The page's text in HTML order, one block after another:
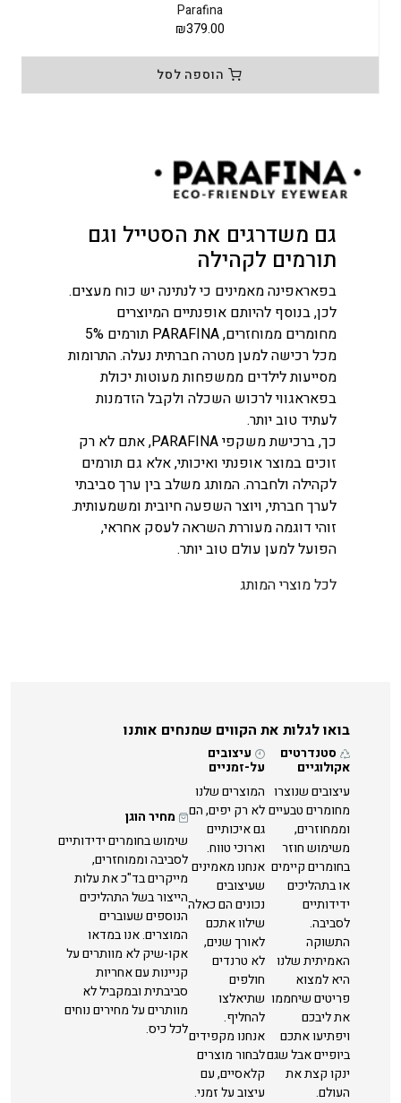
Parafina
₪379.00
הוספה לסל
גם משדרגים את הסטייל וגם
תורמים לקהילה
בפאראפינה מאמינים כי לנתינה יש כוח מעצים.
לכן, בנוסף להיותם אופנתיים המיוצרים
מחומרים ממוחזרים, PARAFINA תורמים 5%
מכל רכישה למען מטרה חברתית נעלה. התרומות
מסייעות לילדים ממשפחות מעוטות יכולת
בפאראגווי לרכוש השכלה ולקבל הזדמנות
לעתיד טוב יותר.
כך, ברכישת משקפי PARAFINA, אתם לא רק
זוכים במוצר אופנתי ואיכותי, אלא גם תורמים
לקהילה ולחברה. המותג משלב בין ערך סביבתי
לערך חברתי, ויוצר השפעה חיובית ומשמעותית.
זוהי דוגמה מעוררת השראה לעסק אחראי,
הפועל למען עולם טוב יותר.
לכל מוצרי המותג
בואו לגלות את הקווים שמנחים אותנו
סטנדרטים
אקולוגיים
עיצובים שנוצרו
מחומרים טבעיים
וממחוזרים,
משימוש חוזר
בחומרים קיימים
או בתהליכים
ידידותיים
לסביבה.
התשוקה
האמיתית שלנו
היא למצוא
פריטים שיחממו
את ליבכם
ויפתיעו אתכם
ביופיים אבל שגם
ינקו קצת את
העולם.
עיצובים
על-זמניים
המוצרים שלנו
לא רק יפים, הם
גם איכותיים
וארוכי טווח.
אנחנו מאמינים
שעיצובים
נכונים הם כאלה
שילוו אתכם
לאורך שנים,
לא טרנדים
חולפים
שתיאלצו
להחליף.
אנחנו מקפידים
לבחור מוצרים
קלאסיים, עם
עיצוב על זמני.
מחיר הוגן
שימוש בחומרים ידידותיים
לסביבה וממוחזרים,
מייקרים בד"כ את עלות
הייצור בשל התהליכים
הנוספים שעוברים
המוצרים. אנו במדאו
אקו-שיק לא מוותרים על
קניינות עם אחריות
סביבתית ובמקביל לא
מוותרים על מחירים נוחים
לכל כיס.